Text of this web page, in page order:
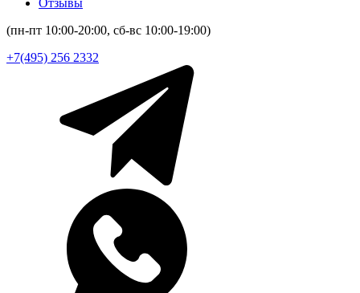
Отзывы
(пн-пт 10:00-20:00, сб-вс 10:00-19:00)
+7(495) 256 2332